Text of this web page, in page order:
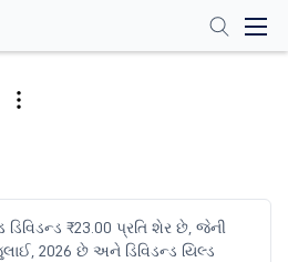
₹23.00 પ્રતિ શેર છે, જેની
2026 છે અને ડિવિડન્ડ યિલ્ડ